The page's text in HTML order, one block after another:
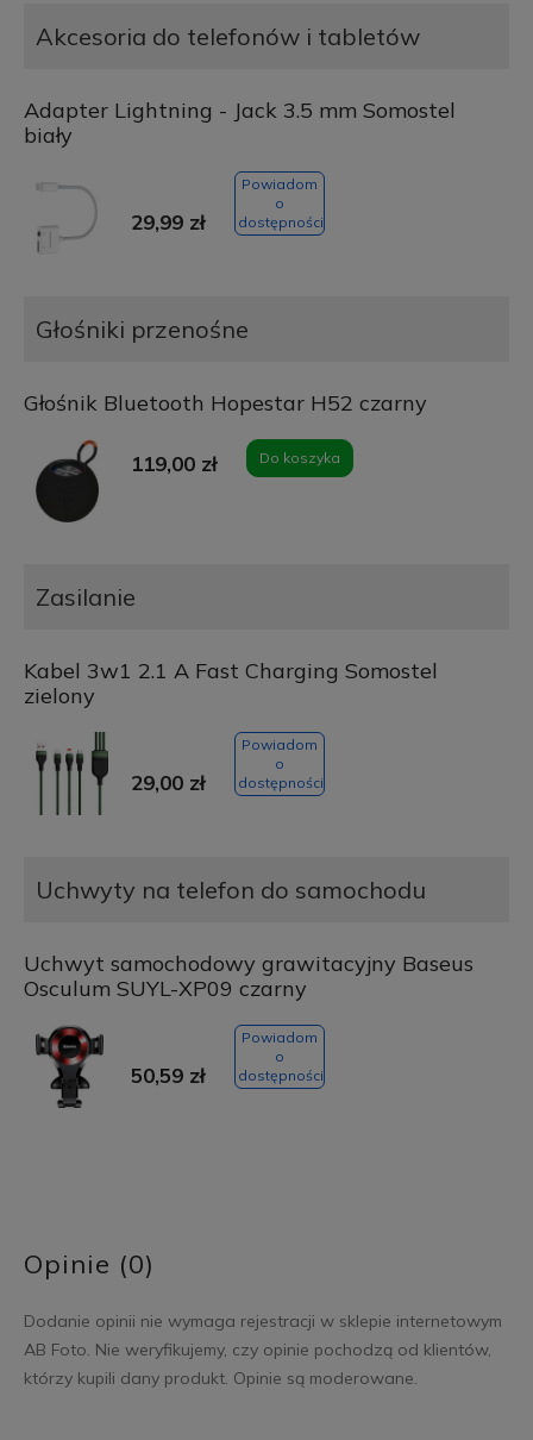
Akcesoria do telefonów i tabletów
Adapter Lightning - Jack 3.5 mm Somostel
biały
29,99 zł
Powiadom
o
dostępności
Głośniki przenośne
Głośnik Bluetooth Hopestar H52 czarny
119,00 zł Do koszyka
Zasilanie
Kabel 3w1 2.1 A Fast Charging Somostel
zielony
29,00 zł
Powiadom
o
dostępności
Uchwyty na telefon do samochodu
Uchwyt samochodowy grawitacyjny Baseus
Osculum SUYL-XP09 czarny
50,59 zł
Powiadom
o
dostępności
Opinie (0)
Dodanie opinii nie wymaga rejestracji w sklepie internetowym
AB Foto. Nie weryfikujemy, czy opinie pochodzą od klientów,
którzy kupili dany produkt. Opinie są moderowane.